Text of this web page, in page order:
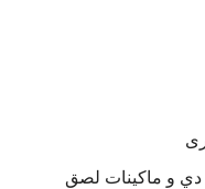
التغليف بالسلوفان للعلب 3 دي و ماكينات لصق